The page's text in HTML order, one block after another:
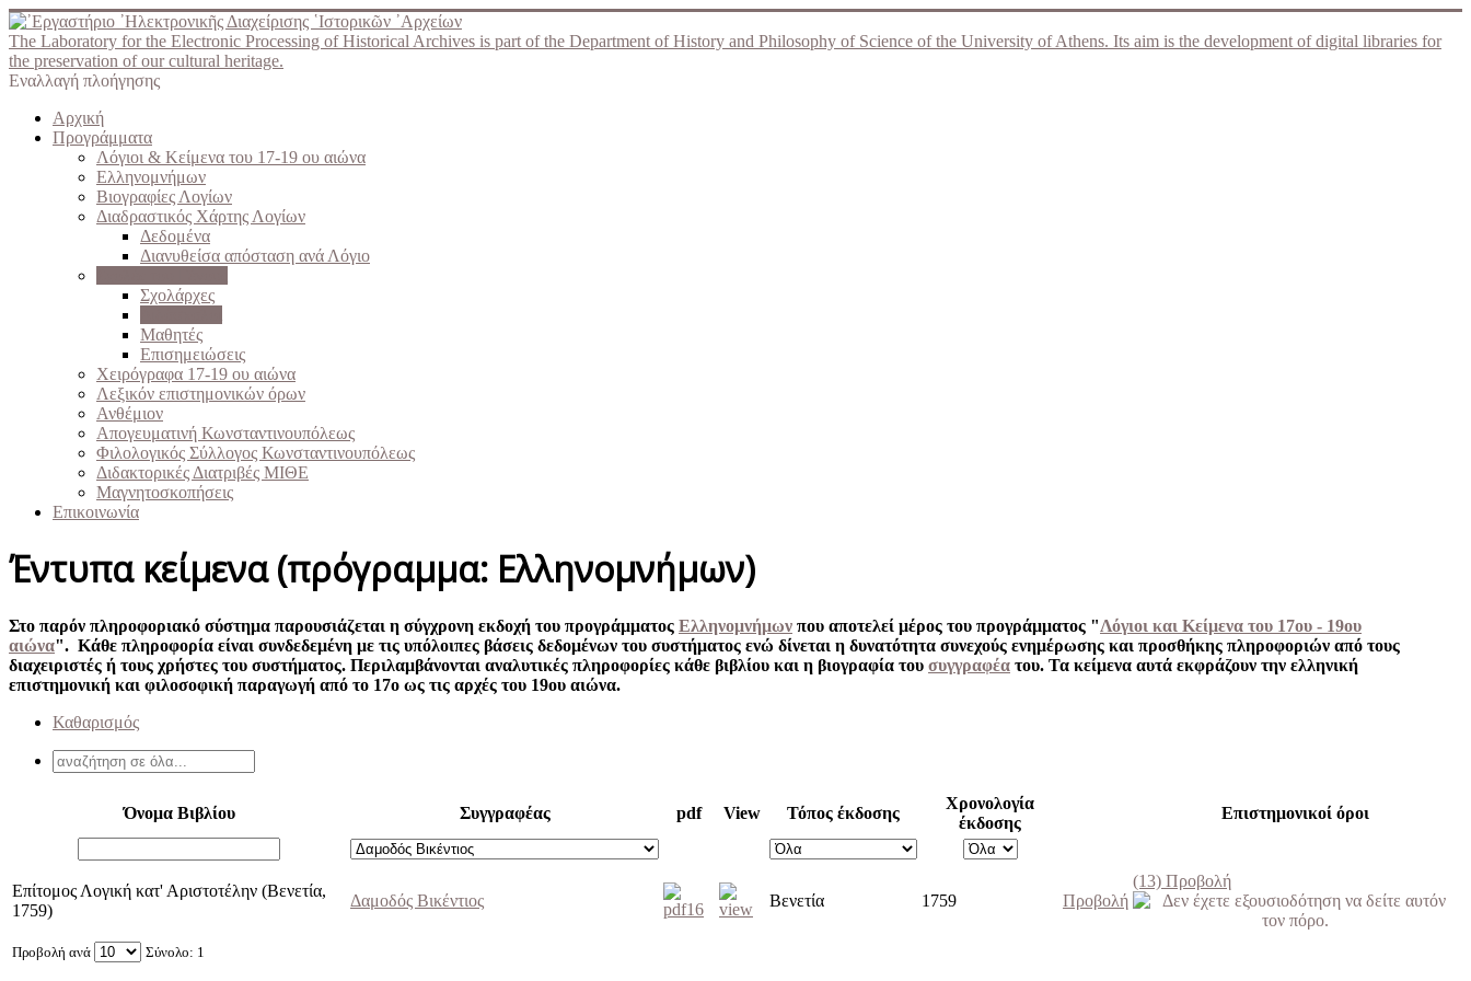
The Laboratory for the Electronic Processing of Historical Archives is part of the Department of History and Philosophy of Science of the University of Athens. Its aim is the development of digital libraries for
the preservation of our cultural heritage.
Εναλλαγή πλοήγησης
Αρχική
Προγράμματα
Λόγιοι & Κείμενα του 17-19 ου αιώνα
Ελληνομνήμων
Βιογραφίες Λογίων
Διαδραστικός Χάρτης Λογίων
Δεδομένα
Διανυθείσα απόσταση ανά Λόγιο
Σχολάρχες
Μαθητές
Επισημειώσεις
Χειρόγραφα 17-19 ου αιώνα
Λεξικόν επιστημονικών όρων
Ανθέμιον
Απογευματινή Κωνσταντινουπόλεως
Φιλολογικός Σύλλογος Κωνσταντινουπόλεως
Διδακτορικές Διατριβές ΜΙΘΕ
Μαγνητοσκοπήσεις
Επικοινωνία
Έντυπα κείμενα (πρόγραμμα: Ελληνομνήμων)
Στο παρόν πληροφοριακό σύστημα παρουσιάζεται η σύγχρονη εκδοχή του προγράμματος Ελληνομνήμων που αποτελεί μέρος του προγράμματος "Λόγιοι και Κείμενα του 17ου - 19ου
αιώνα". Κάθε πληροφορία είναι συνδεδεμένη με τις υπόλοιπες βάσεις δεδομένων του συστήματος ενώ δίνεται η δυνατότητα συνεχούς ενημέρωσης και προσθήκης πληροφοριών από τους
διαχειριστές ή τους χρήστες του συστήματος. Περιλαμβάνονται αναλυτικές πληροφορίες κάθε βιβλίου και η βιογραφία του συγγραφέα του. Τα κείμενα αυτά εκφράζουν την ελληνική
επιστημονική και φιλοσοφική παραγωγή από το 17ο ως τις αρχές του 19ου αιώνα.
Καθαρισμός
Όνομα Βιβλίου Συγγραφέας pdf View Τόπος έκδοσης
Χρονολογία
έκδοσης
Επιστημονικοί όροι
Προβολή ανά Σύνολο: 1
Επίτομος Λογική κατ' Αριστοτέλην (Βενετία,
1759)
Δαμοδός Βικέντιος Βενετία 1759 Προβολή
(13) Προβολή